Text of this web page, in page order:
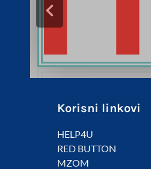
Korisni linkovi
HELP4U
RED BUTTON
MZOM